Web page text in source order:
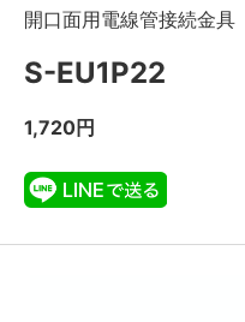
開口面用電線管接続金具
S-EU1P22
1,720円